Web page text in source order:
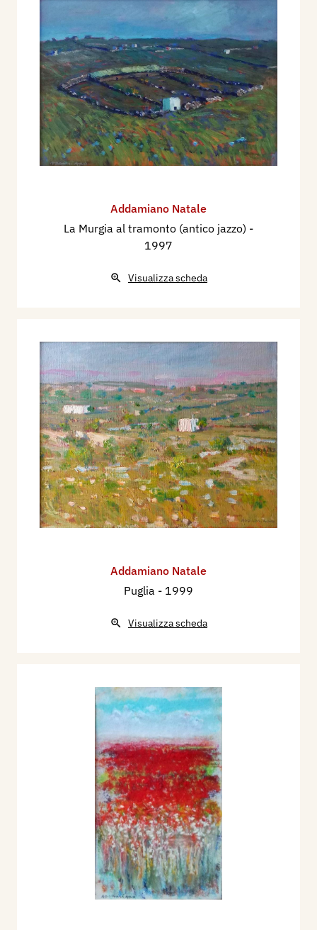
Addamiano Natale
La Murgia al tramonto (antico jazzo) -
1997
Visualizza scheda
Addamiano Natale
Puglia - 1999
Visualizza scheda